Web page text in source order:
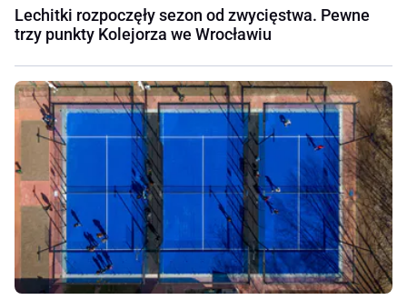
Lechitki rozpoczęły sezon od zwycięstwa. Pewne
trzy punkty Kolejorza we Wrocławiu